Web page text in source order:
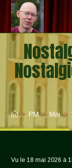
Skip
content
> PM > Mai >
Vu le 18 mai 2026 à